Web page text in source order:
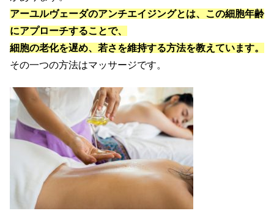
アーユルヴェーダのアンチエイジングとは、この細胞年齢
にアプローチすることで、
細胞の老化を遅め、若さを維持する方法を教えています。
その一つの方法はマッサージです。